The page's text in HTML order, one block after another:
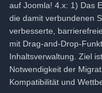
auf Joomla! 4.x: 1) Das
die damit verbundenen
verbesserte,
mit Drag-and-Drop-
Inhaltsverwaltung. Ziel
Notwendigkeit der
Kompatibilität und